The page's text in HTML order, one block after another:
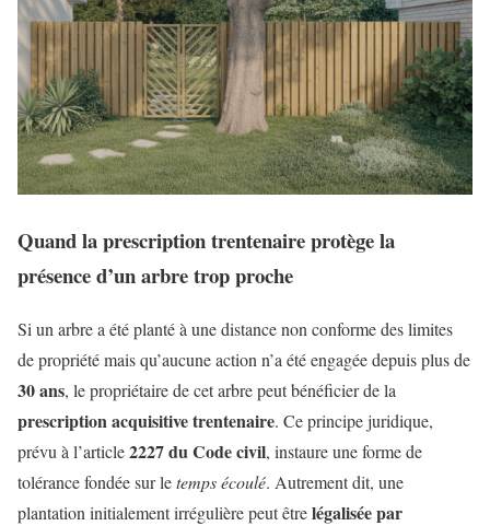
Quand la prescription trentenaire protège la
présence d’un arbre trop proche
Si un arbre a été planté à une distance non conforme des limites
de propriété mais qu’aucune action n’a été engagée depuis plus de
30 ans, le propriétaire de cet arbre peut bénéficier de la
prescription acquisitive trentenaire. Ce principe juridique,
prévu à l’article2227 du Code civil, instaure une forme de
tolérance fondée sur letemps écoulé. Autrement dit, une
plantation initialement irrégulière peut êtrelégalisée par